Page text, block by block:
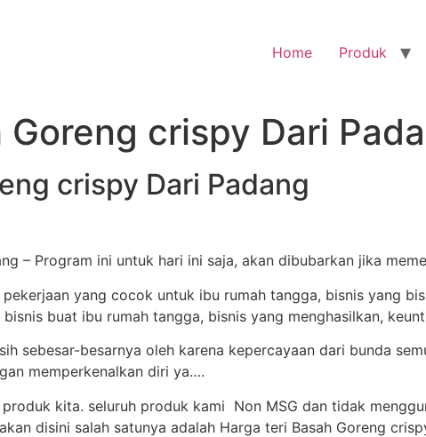
Home Produk
crispy Dari
crispy Dari Padang
– Program ini untuk hari ini saja, akan dibubarkan jika
sebesar-besarnya oleh karena kepercayaan dari bunda
memperkenalkan diri ya….
kita. seluruh produk kami Non MSG dan tidak
disini salah satunya adalah Harga teri Basah Goreng